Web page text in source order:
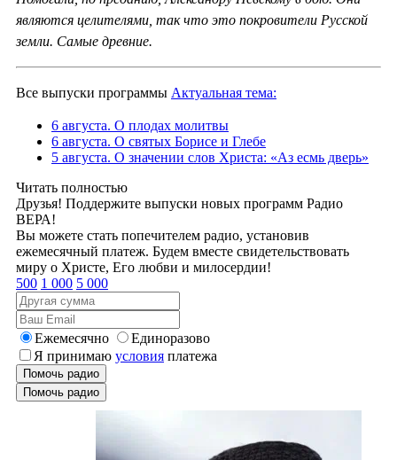
являются целителями, так что это покровители Русской
земли. Самые древние.
Все выпуски программы Актуальная тема:
6 августа. О плодах молитвы
6 августа. О святых Борисе и Глебе
5 августа. О значении слов Христа: «Аз есмь дверь»
Читать полностью
Друзья! Поддержите выпуски новых программ Радио
ВЕРА!
Вы можете стать попечителем радио, установив
ежемесячный платеж. Будем вместе свидетельствовать
миру о Христе, Его любви и милосердии!
500 1 000 5 000
Ежемесячно
Единоразово
Я принимаю условия платежа
Помочь радио
Помочь радио